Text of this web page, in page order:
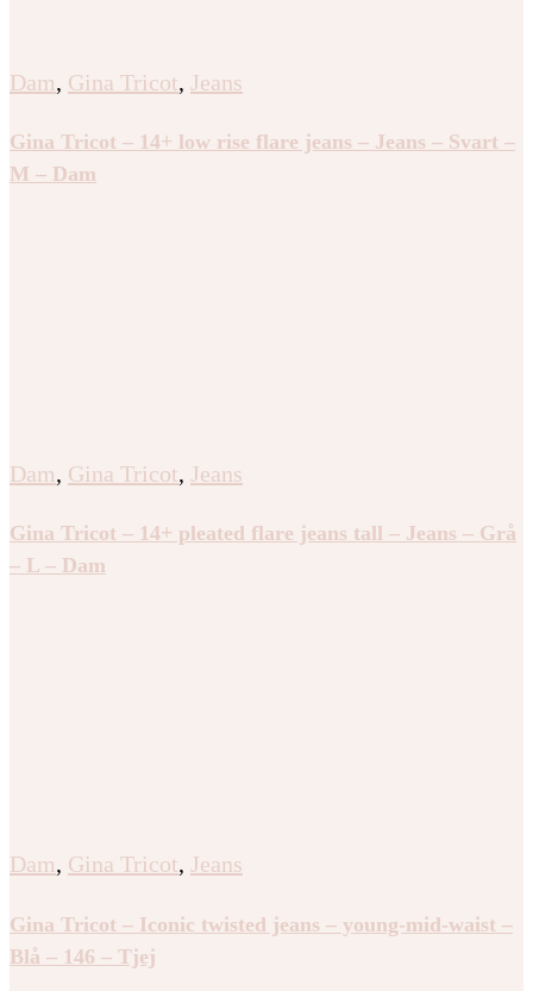
Dam, Gina Tricot, Jeans
Gina Tricot – 14+ low rise flare jeans – Jeans – Svart –
M – Dam
Dam, Gina Tricot, Jeans
Gina Tricot – 14+ pleated flare jeans tall – Jeans – Grå
– L – Dam
Dam, Gina Tricot, Jeans
Gina Tricot – Iconic twisted jeans – young-mid-waist –
Blå – 146 – Tjej